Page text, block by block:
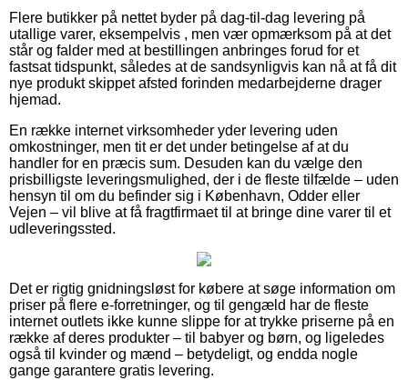
Flere butikker på nettet byder på dag-til-dag levering på
utallige varer, eksempelvis , men vær opmærksom på at det
står og falder med at bestillingen anbringes forud for et
fastsat tidspunkt, således at de sandsynligvis kan nå at få dit
nye produkt skippet afsted forinden medarbejderne drager
hjemad.
En række internet virksomheder yder levering uden
omkostninger, men tit er det under betingelse af at du
handler for en præcis sum. Desuden kan du vælge den
prisbilligste leveringsmulighed, der i de fleste tilfælde – uden
hensyn til om du befinder sig i København, Odder eller
Vejen – vil blive at få fragtfirmaet til at bringe dine varer til et
udleveringssted.
Det er rigtig gnidningsløst for købere at søge information om
priser på flere e-forretninger, og til gengæld har de fleste
internet outlets ikke kunne slippe for at trykke priserne på en
række af deres produkter – til babyer og børn, og ligeledes
også til kvinder og mænd – betydeligt, og endda nogle
gange garantere gratis levering.